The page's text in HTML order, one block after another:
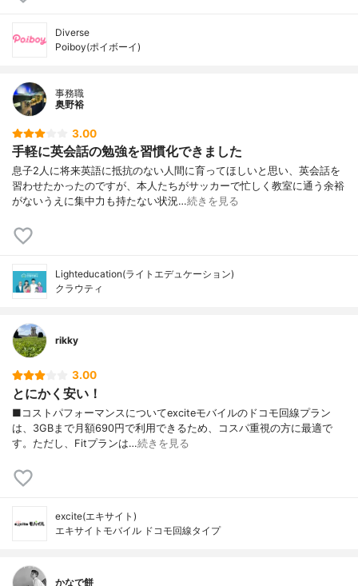
Diverse
Poiboy(ポイボーイ)
事務職
奥野裕
3.00
手軽に英会話の勉強を習慣化できました
息子2人に将来英語に抵抗のない人間に育ってほしいと思い、英会話を
習わせたかったのですが、本人たちがサッカーで忙しく教室に通う余裕
がないうえに集中力も持たない状況…続きを見る
Lighteducation(ライトエデュケーション)
クラウティ
rikky
3.00
とにかく安い！
■コストパフォーマンスについてexciteモバイルのドコモ回線プラン
は、3GBまで月額690円で利用できるため、コスパ重視の方に最適で
す。ただし、Fitプランは…続きを見る
excite(エキサイト)
エキサイトモバイル ドコモ回線タイプ
かなで餅